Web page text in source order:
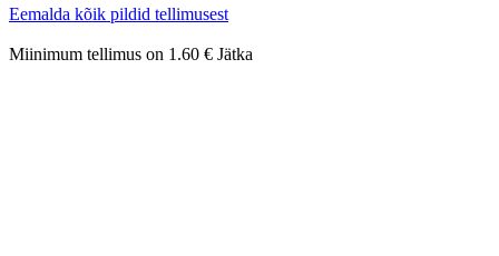
Eemalda kõik pildid tellimusest
Miinimum tellimus on 1.60 € Jätka